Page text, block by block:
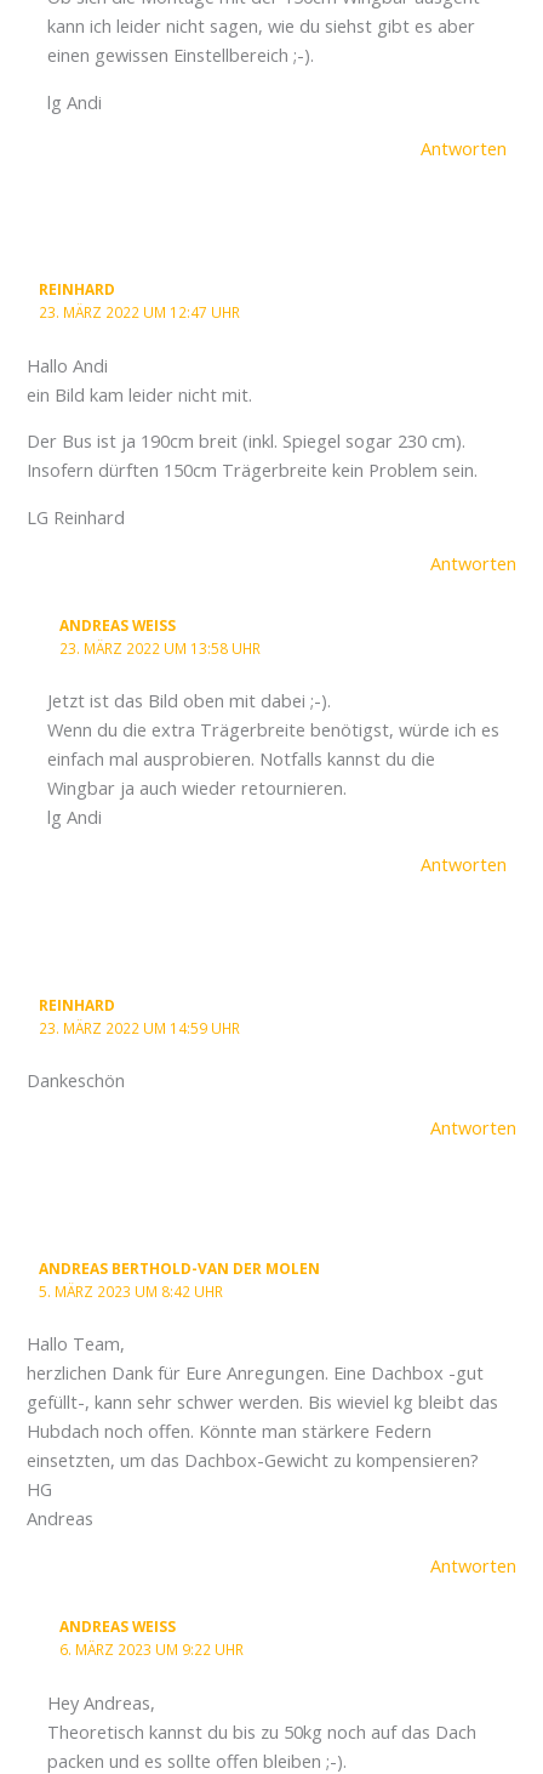
kann ich leider nicht sagen, wie du siehst gibt es aber
einen gewissen Einstellbereich ;-).
lg Andi
Antworten
REINHARD
23. MÄRZ 2022 UM 12:47 UHR
Hallo Andi
ein Bild kam leider nicht mit.
Der Bus ist ja 190cm breit (inkl. Spiegel sogar 230 cm).
Insofern dürften 150cm Trägerbreite kein Problem sein.
LG Reinhard
Antworten
ANDREAS WEISS
23. MÄRZ 2022 UM 13:58 UHR
Jetzt ist das Bild oben mit dabei ;-).
Wenn du die extra Trägerbreite benötigst, würde ich es
einfach mal ausprobieren. Notfalls kannst du die
Wingbar ja auch wieder retournieren.
lg Andi
Antworten
REINHARD
23. MÄRZ 2022 UM 14:59 UHR
Dankeschön
Antworten
ANDREAS BERTHOLD-VAN DER MOLEN
5. MÄRZ 2023 UM 8:42 UHR
Hallo Team,
herzlichen Dank für Eure Anregungen. Eine Dachbox -gut
gefüllt-, kann sehr schwer werden. Bis wieviel kg bleibt das
Hubdach noch offen. Könnte man stärkere Federn
einsetzten, um das Dachbox-Gewicht zu kompensieren?
HG
Andreas
Antworten
ANDREAS WEISS
6. MÄRZ 2023 UM 9:22 UHR
Hey Andreas,
Theoretisch kannst du bis zu 50kg noch auf das Dach
packen und es sollte offen bleiben ;-).